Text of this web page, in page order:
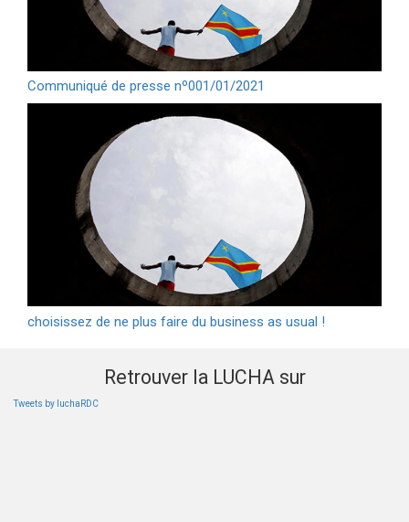
Communiqué de presse nº001/01/2021
choisissez de ne plus faire du business as usual !
Retrouver la LUCHA sur
Tweets by luchaRDC